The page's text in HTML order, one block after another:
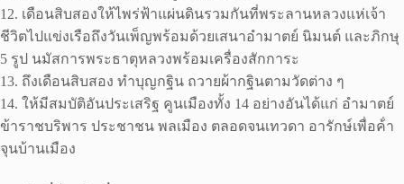
12. เดือนสิบสองให้ไพร่ฟ้าแผ่นดินรวมกันที่พระลานหลวงแห่เจ้า
ชีวิตไปแข่งเรือถึงวันเพ็ญพร้อมด้วยเสนาอํามาตย์ นิมนต์ และภิกษุ
5 รูป นมัสการพระธาตุหลวงพร้อมเครื่องสักการะ
13. ถึงเดือนสิบสอง ทําบุญกฐิน ถวายผ้ากฐินตามวัดต่าง ๆ
14. ให้มีสมบัติอันประเสริฐ คูนเมืองทั้ง 14 อย่างอันได้แก่ อํามาตย์
ข้าราชบริพาร ประชาชน พลเมือง ตลอดจนเทวดา อารักษ์เพื่อค้ํา
จุนบ้านเมือง